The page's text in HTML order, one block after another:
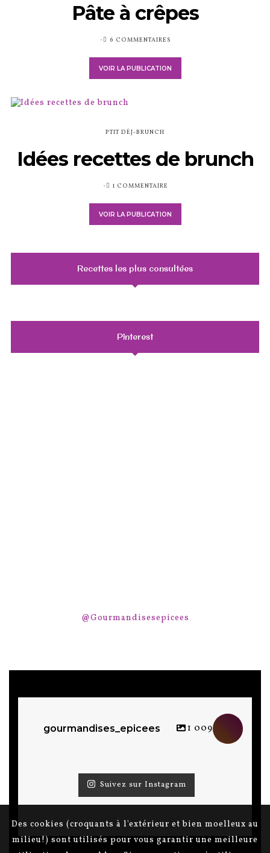
Pâte à crêpes
PUBLIÉ6 COMMENTAIRES
VOIR LA PUBLICATION
PTIT DÉJ-BRUNCH
Idées recettes de brunch
PUBLIÉ1 COMMENTAIRE
VOIR LA PUBLICATION
Recettes les plus consultées
Pinterest
@Gourmandisesepicees
gourmandises_epicees 1 009
Suivez sur Instagram
Des cookies (croquants à l'extérieur et bien moelleux au
milieu!) sont utilisés pour vous garantir une meilleure